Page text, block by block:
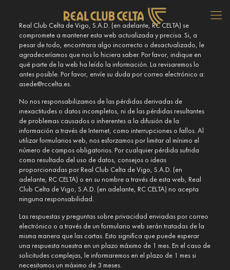
Real Club Celta de Vigo, S.A.D. (en adelante, RC CELTA) se
compromete a mantener esta web actualizada y precisa. Si, a
pesar de todo, encontrara algo incorrecto o desactualizado, le
agradeceríamos que nos lo hiciera saber. Por favor, indique en
qué parte de la web ha leído la información. La revisaremos lo
antes posible. Por favor, envíe su duda por correo electrónico a:
se.atleccr@edesa.
No nos responsabilizamos de las pérdidas derivadas de
inexactitudes o datos incompletos, ni de las pérdidas resultantes
de problemas causados o inherentes a la difusión de la
información a través de Internet, como interrupciones o fallos. Al
utilizar formularios web, nos esforzamos por limitar al mínimo el
número de campos obligatorios. Por cualquier pérdida sufrida
como resultado del uso de datos, consejos o ideas
proporcionadas por Real Club Celta de Vigo, S.A.D. (en
adelante, RC CELTA) o en su nombre a través de esta web, Real
Club Celta de Vigo, S.A.D. (en adelante, RC CELTA) no acepta
ninguna responsabilidad.
Las respuestas y preguntas sobre privacidad enviadas por correo
electrónico o a través de un formulario web serán tratadas de la
misma manera que las cartas. Esto significa que puede esperar
una respuesta nuestra en un plazo máximo de 1 mes. En el caso de
solicitudes complejas, le informaremos en el plazo de 1 mes si
necesitamos un máximo de 3 meses.